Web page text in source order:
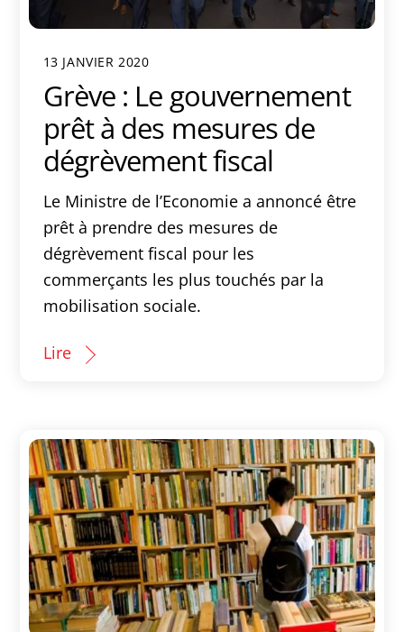
13 JANVIER 2020
Grève : Le gouvernement
prêt à des mesures de
dégrèvement fiscal
Le Ministre de l’Economie a annoncé être
prêt à prendre des mesures de
dégrèvement fiscal pour les
commerçants les plus touchés par la
mobilisation sociale.
Lire